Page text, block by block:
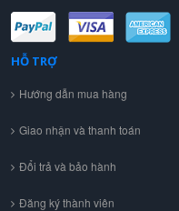
HỖ TRỢ
Hướng dẫn mua hàng
Giao nhận và thanh toán
Đổi trả và bảo hành
Đăng ký thành viên